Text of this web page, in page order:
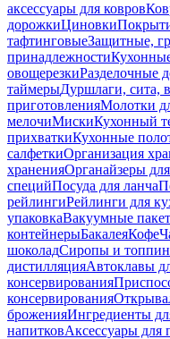
аксессуары для ковров
дорожкиЦиновки
тафтинговыеЗащитные,
принадлежности
овощерезкиРазделочные
таймерыДуршлаги, сита,
приготовленияМолотки
мелочиМискиКухонный
прихваткиКухонные
салфеткиОрганизация
храненияОрганайзеры
специйПосуда для ланча
рейлингиРейлинги для
упаковкаВакуумные
контейнерыБакалеяКофе
шоколадСиропы и
дистилляцияАвтоклавы
консервирования
консервирования
броженияИнгредиенты
напитковАксессуары для